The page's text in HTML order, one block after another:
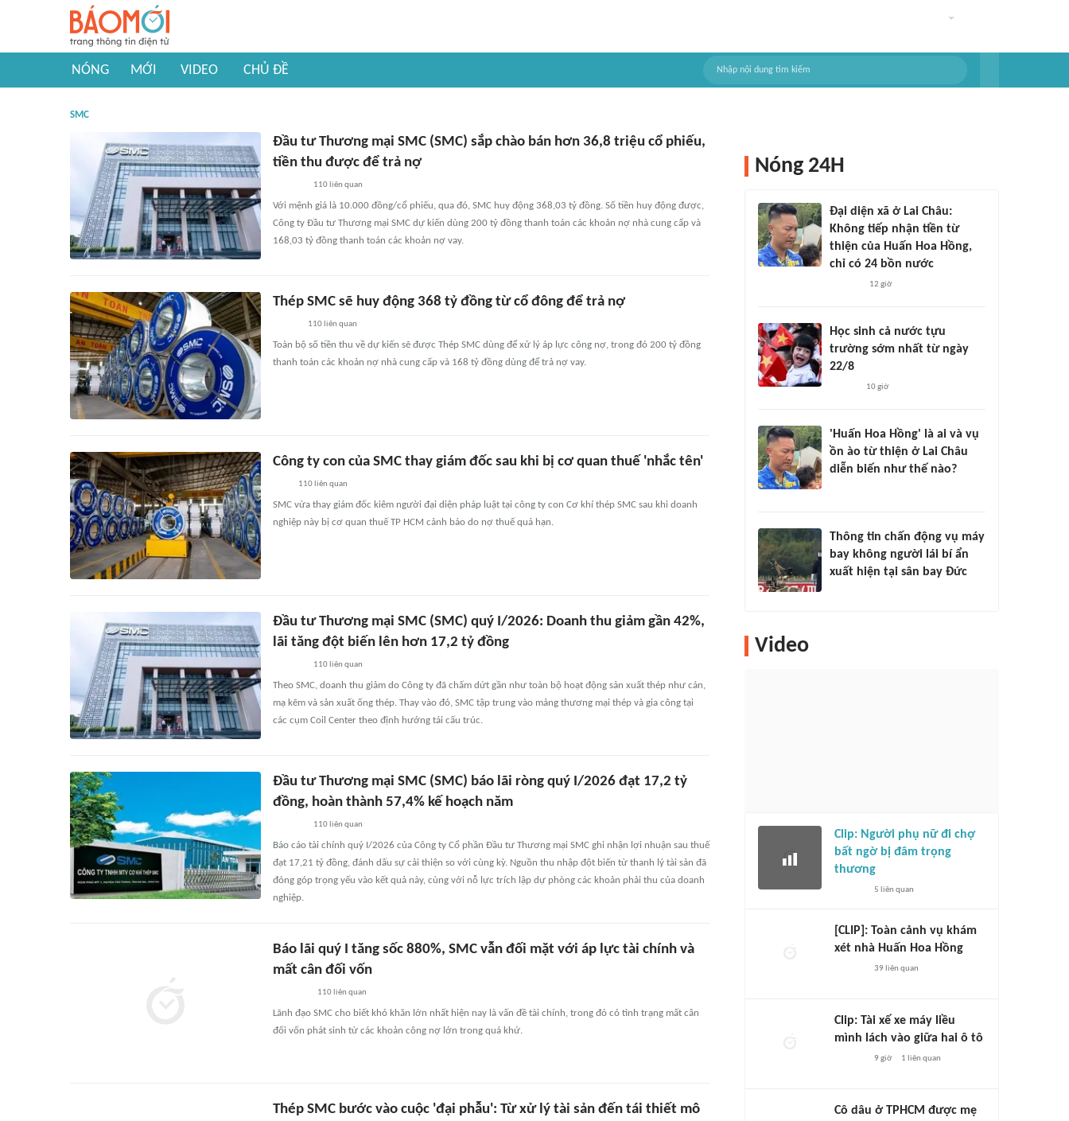
NÓNG MỚI VIDEO CHỦ ĐỀ
SMC
Đầu tư Thương mại SMC (SMC) sắp chào bán hơn 36,8 triệu cổ phiếu,
tiền thu được để trả nợ
110liên quan
Với mệnh giá là 10.000 đồng/cổ phiếu, qua đó, SMC huy động 368,03 tỷ đồng. Số tiền huy động được,
Công ty Đầu tư Thương mại SMC dự kiến dùng 200 tỷ đồng thanh toán các khoản nợ nhà cung cấp và
168,03 tỷ đồng thanh toán các khoản nợ vay.
Thép SMC sẽ huy động 368 tỷ đồng từ cổ đông để trả nợ
110 liên quan
Toàn bộ số tiền thu về dự kiến sẽ được Thép SMC dùng để xử lý áp lực công nợ, trong đó 200 tỷ đồng
thanh toán các khoản nợ nhà cung cấp và 168 tỷ đồng dùng để trả nợ vay.
Công ty con của SMC thay giám đốc sau khi bị cơ quan thuế 'nhắc tên'
110liên quan
SMC vừa thay giám đốc kiêm người đại diện pháp luật tại công ty con Cơ khí thép SMC sau khi doanh
nghiệp này bị cơ quan thuế TP HCM cảnh báo do nợ thuế quá hạn.
Đầu tư Thương mại SMC (SMC) quý I/2026: Doanh thu giảm gần 42%,
lãi tăng đột biến lên hơn 17,2 tỷ đồng
110liên quan
Theo SMC, doanh thu giảm do Công ty đã chấm dứt gần như toàn bộ hoạt động sản xuất thép như cán,
mạ kẽm và sản xuất ống thép. Thay vào đó, SMC tập trung vào mảng thương mại thép và gia công tại
các cụm Coil Center theo định hướng tái cấu trúc.
Đầu tư Thương mại SMC (SMC) báo lãi ròng quý I/2026 đạt 17,2 tỷ
đồng, hoàn thành 57,4% kế hoạch năm
110liên quan
Báo cáo tài chính quý I/2026 của Công ty Cổ phần Đầu tư Thương mại SMC ghi nhận lợi nhuận sau thuế
đạt 17,21 tỷ đồng, đánh dấu sự cải thiện so với cùng kỳ. Nguồn thu nhập đột biến từ thanh lý tài sản đã
đóng góp trọng yếu vào kết quả này, cùng với nỗ lực trích lập dự phòng các khoản phải thu của doanh
nghiệp.
Báo lãi quý I tăng sốc 880%, SMC vẫn đối mặt với áp lực tài chính và
mất cân đối vốn
110 liên quan
Lãnh đạo SMC cho biết khó khăn lớn nhất hiện nay là vấn đề tài chính, trong đó có tình trạng mất cân
đối vốn phát sinh từ các khoản công nợ lớn trong quá khứ.
Thép SMC bước vào cuộc 'đại phẫu': Từ xử lý tài sản đến tái thiết mô
Nóng 24H
Đại diện xã ở Lai Châu:
Không tiếp nhận tiền từ
thiện của Huấn Hoa Hồng,
chỉ có 24 bồn nước
12 giờ
Học sinh cả nước tựu
trường sớm nhất từ ngày
22/8
10 giờ
'Huấn Hoa Hồng' là ai và vụ
ồn ào từ thiện ở Lai Châu
diễn biến như thế nào?
Thông tin chấn động vụ máy
bay không người lái bí ẩn
xuất hiện tại sân bay Đức
Video
Clip: Người phụ nữ đi chợ
bất ngờ bị đâm trọng
thương
5 liên quan
[CLIP]: Toàn cảnh vụ khám
xét nhà Huấn Hoa Hồng
39 liên quan
Clip: Tài xế xe máy liều
mình lách vào giữa hai ô tô
9 giờ 1 liên quan
Cô dâu ở TPHCM được mẹ